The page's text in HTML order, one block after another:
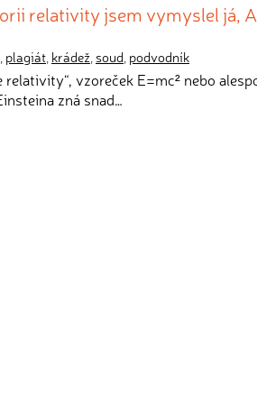
relativity jsem vymyslel já,
, plagiát, krádež, soud, podvodník
relativity“, vzoreček E=mc² nebo
zná snad…